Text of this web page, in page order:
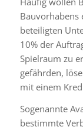
Bauvorhabens
beteiligten
10% der
Spielraum zu
gefährden,
mit einem
Sogenannte
bestimmte